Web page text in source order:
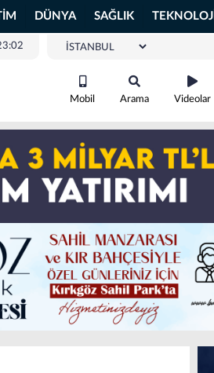
DÜNYA SAĞLIK TEKNOLOJİ
Mobil Arama Videolar